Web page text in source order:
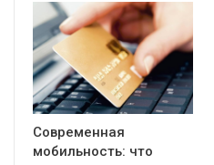
Современная
мобильность: что